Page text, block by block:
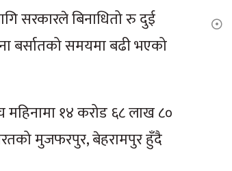
सरकारले बिनाधितो रु दुई
बर्सातको समयमा बढी भएको
महिनामा १४ करोड ६८ लाख ८०
मुजफरपुर, बेहरामपुर हुँदै